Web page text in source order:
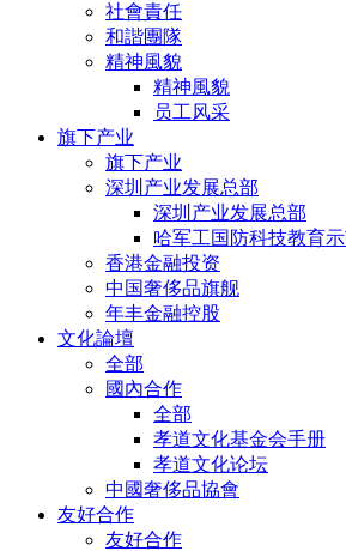
社會責任
和諧團隊
精神風貌
精神風貌
员工风采
旗下产业
旗下产业
深圳产业发展总部
深圳产业发展总部
哈军工国防科技教育
香港金融投资
中国奢侈品旗舰
年丰金融控股
文化論壇
全部
國內合作
全部
孝道文化基金会手册
孝道文化论坛
中國奢侈品協會
友好合作
友好合作